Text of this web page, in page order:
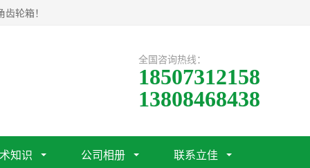
轮箱！
全国咨询热线：
18507312158
13808468438
知识 公司相册 联系立佳